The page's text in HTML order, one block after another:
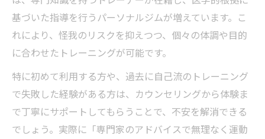
リハビリも叶うパーソナルトレーニングの選び
方
リハビリ効果とパーソナルトレーニング併
用術
目的別に選ぶパーソナルトレーニングの特
徴
心斎橋駅近で選ぶべき施設のポイント
基づいた指導を行うパーソナルジムが増えています。こ
れにより、怪我のリスクを抑えつつ、個々の体調や目的
に合わせたトレーニングが可能です。
特に初めて利用する方や、過去に自己流のトレーニング
で失敗した経験がある方は、カウンセリングから体験ま
で丁寧にサポートしてもらうことで、不安を解消できる
でしょう。実際に「専門家のアドバイスで無理なく運動